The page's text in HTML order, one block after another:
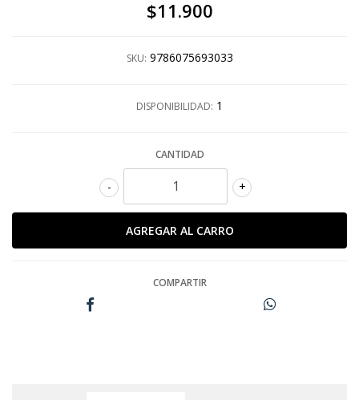
$11.900
SKU: 9786075693033
DISPONIBILIDAD: 1
CANTIDAD
+
-
COMPARTIR